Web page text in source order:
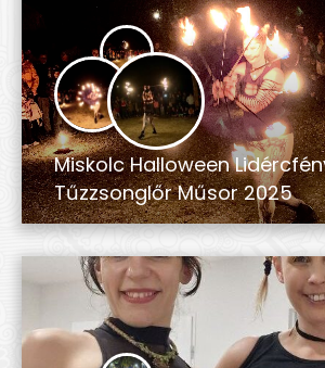
Miskolc Halloween
Tűzzsonglőr Műsor 2025